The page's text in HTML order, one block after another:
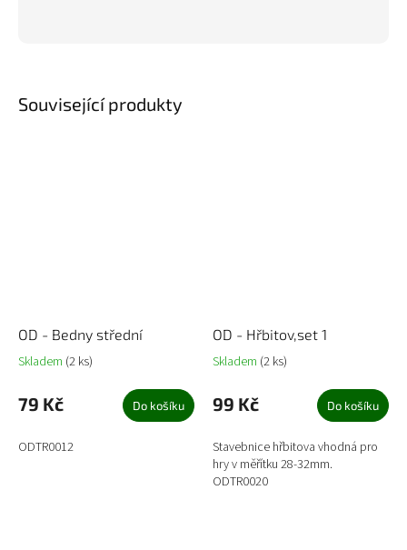
Související produkty
OD - Bedny střední
Skladem (2 ks)
79 Kč Do košíku
ODTR0012
OD - Hřbitov,set 1
Skladem (2 ks)
99 Kč Do košíku
Stavebnice hřbitova vhodná pro
hry v měřítku 28-32mm.
ODTR0020